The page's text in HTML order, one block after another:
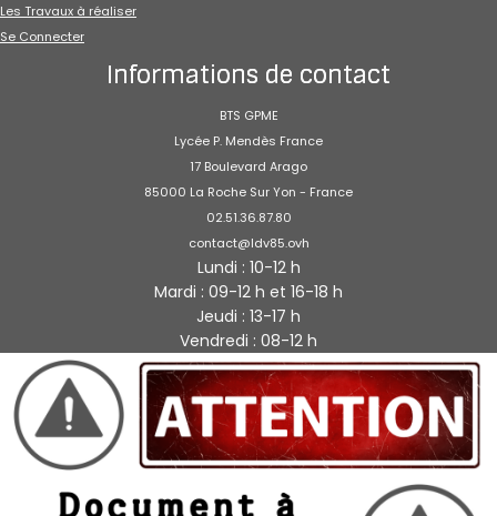
Les Travaux à réaliser
Se Connecter
Informations de contact
BTS GPME
Lycée P. Mendès France
17 Boulevard Arago
85000 La Roche Sur Yon - France
02.51.36.87.80
contact@ldv85.ovh
Lundi : 10-12 h
Mardi : 09-12 h et 16-18 h
Jeudi : 13-17 h
Vendredi : 08-12 h